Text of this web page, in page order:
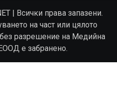
| Всички права запазени.
на част или цялото
разрешение на Медийна
е забранено.